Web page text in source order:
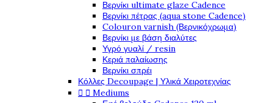
Βερνίκι ultimate glaze Cadence
Βερνίκι πέτρας (aqua stone Cadence)
Colouron varnish (Βερνικόχρωμα)
Βερνίκι με βάση διαλύτες
Υγρό γυαλί / resin
Κεριά παλαίωσης
Βερνίκι σπρέι
Κόλλες Decoupage | Υλικά Χειροτεχνίας
  Mediums